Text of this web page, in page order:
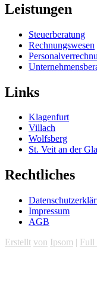
Leistungen
Steuerberatung
Rechnungswesen
Links
Klagenfurt
Villach
Wolfsberg
St. Veit an der
Rechtliches
Impressum
AGB
Erstellt von Ipsom | Full